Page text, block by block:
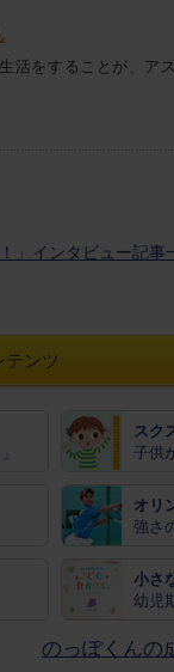
活をすることが、ア
」インタビュー記事
テンツ
スク
子供
オリ
強さ
小さ
幼児
のっぽくんの